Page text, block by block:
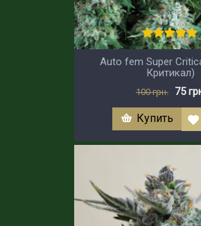
Auto fem Super
Критикал)
100 грн. 75
Купить